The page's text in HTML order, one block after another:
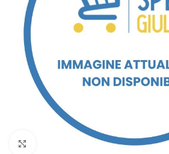
Clicca per ingrandire